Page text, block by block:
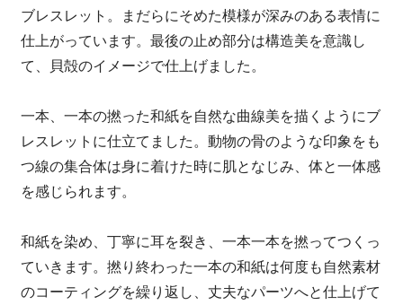
ブレスレット。まだらにそめた模様が深みのある表情に
仕上がっています。最後の止め部分は構造美を意識し
て、貝殻のイメージで仕上げました。
一本、一本の撚った和紙を自然な曲線美を描くようにブ
レスレットに仕立てました。動物の骨のような印象をも
つ線の集合体は身に着けた時に肌となじみ、体と一体感
を感じられます。
和紙を染め、丁寧に耳を裂き、一本一本を撚ってつくっ
ていきます。撚り終わった一本の和紙は何度も自然素材
のコーティングを繰り返し、丈夫なパーツへと仕上げて